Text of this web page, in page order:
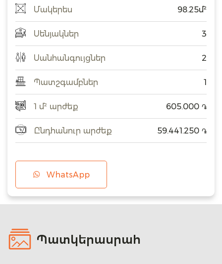
Մակերես 98.25մ²
Սենյակներ 3
Սանհանգույցներ 2
Պատշգամբներ 1
1 մ² արժեք 605.000 ֏
Ընդհանուր արժեք 59.441.250 ֏
WhatsApp
Պատկերասրահ